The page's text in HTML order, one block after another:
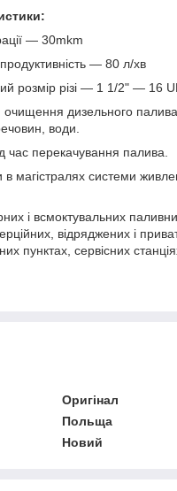
— 30mkm
— 80 л/хв
розмір різі — 1 1/2" — 16
очищення дизельного палива
води.
час перекачування палива.
в магістралях системи
і всмоктувальних
відряджених і
пунктах, сервісних
Оригінал
Польща
Новий